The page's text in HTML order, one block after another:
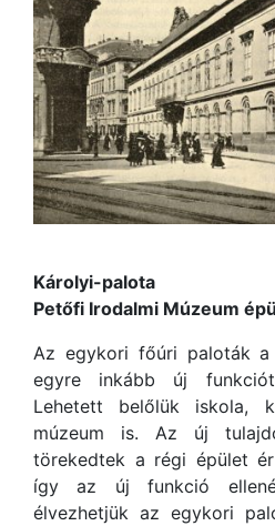
Károlyi-palota
Petőfi Irodalmi Múzeum
Az egykori főúri paloták
egyre inkább új
Lehetett belőlük iskola,
múzeum is. Az új
törekedtek a régi épület
így az új funkció
élvezhetjük az egykori